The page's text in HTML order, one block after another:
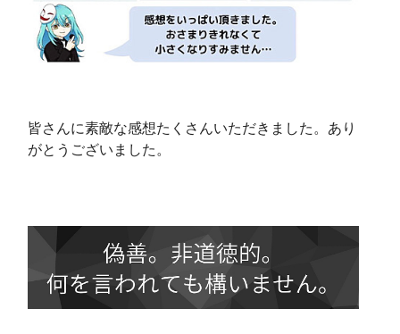
皆さんに素敵な感想たくさんいただきました。あり
がとうございました。